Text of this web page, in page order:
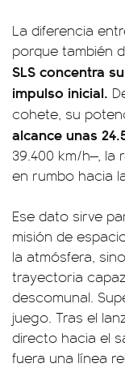
La diferencia
porque también
SLS concentra
impulso inicial.
cohete, su
alcance unas
39.400 km/h—, la
en rumbo hacia
Ese dato sirve
misión de
la atmósfera,
trayectoria
descomunal.
juego. Tras el
directo hacia el
fuera una línea